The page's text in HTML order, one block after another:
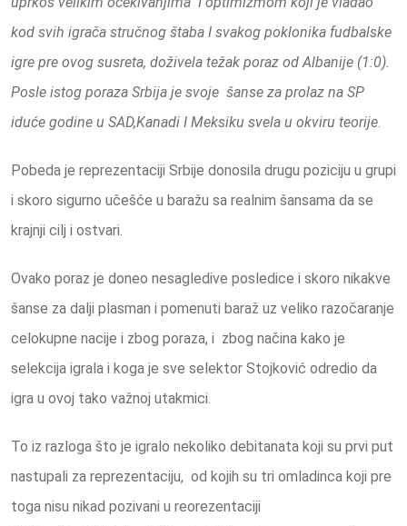
kod svih igrača stručnog štaba I svakog poklonika fudbalske
igre pre ovog susreta, doživela težak poraz od Albanije (1:0).
Posle istog poraza Srbija je svoje šanse za prolaz na SP
iduće godine u SAD,Kanadi I Meksiku svela u okviru teorije
Pobeda je reprezentaciji Srbije donosila drugu poziciju u grupi
i skoro sigurno učešće u baražu sa realnim šansama da se
krajnji cilj i ostvari.
Ovako poraz je doneo nesagledive posledice i skoro nikakve
šanse za dalji plasman i pomenuti baraž uz veliko razočaranje
celokupne nacije i zbog poraza, i zbog načina kako je
selekcija igrala i koga je sve selektor Stojković odredio da
igra u ovoj tako važnoj utakmici.
To iz razloga što je igralo nekoliko debitanata koji su prvi put
nastupali za reprezentaciju, od kojih su tri omladinca koji pre
toga nisu nikad pozivani u reorezentaciji